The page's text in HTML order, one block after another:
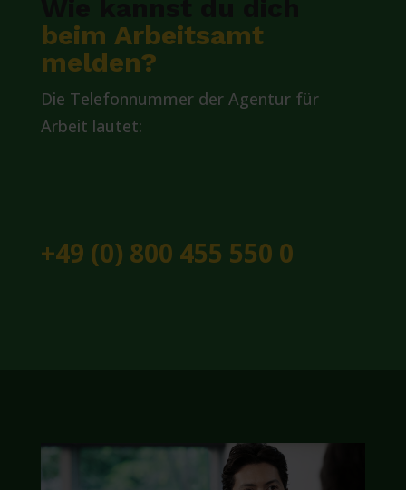
beim Arbeitsamt
melden?
Die Telefonnummer der Agentur für
Arbeit lautet:
+49 (0) 800 455 550 0